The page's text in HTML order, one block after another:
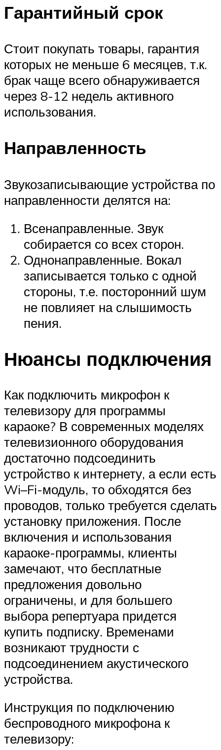
Гарантийный срок
Стоит покупать товары, гарантия
которых не меньше 6 месяцев, т.к.
брак чаще всего обнаруживается
через 8-12 недель активного
использования.
Направленность
Звукозаписывающие устройства по
направленности делятся на:
Всенаправленные. Звук
собирается со всех сторон.
Однонаправленные. Вокал
записывается только с одной
стороны, т.е. посторонний шум
не повлияет на слышимость
пения.
Нюансы подключения
Как подключить микрофон к
телевизору для программы
караоке? В современных моделях
телевизионного оборудования
достаточно подсоединить
устройство к интернету, а если есть
Wi–Fi-модуль, то обходятся без
проводов, только требуется сделать
установку приложения. После
включения и использования
караоке-программы, клиенты
замечают, что бесплатные
предложения довольно
ограничены, и для большего
выбора репертуара придется
купить подписку. Временами
возникают трудности с
подсоединением акустического
устройства.
Инструкция по подключению
беспроводного микрофона к
телевизору: